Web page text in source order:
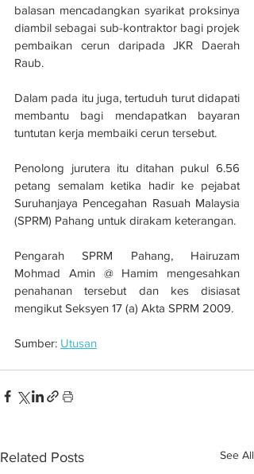
balasan mencadangkan syarikat proksinya
diambil sebagai sub-kontraktor bagi projek
pembaikan cerun daripada JKR Daerah
Raub.
Dalam pada itu juga, tertuduh turut didapati
membantu bagi mendapatkan bayaran
tuntutan kerja membaiki cerun tersebut.
Penolong jurutera itu ditahan pukul 6.56
petang semalam ketika hadir ke pejabat
Suruhanjaya Pencegahan Rasuah Malaysia
(SPRM) Pahang untuk dirakam keterangan.
Pengarah SPRM Pahang, Hairuzam
Mohmad Amin @ Hamim mengesahkan
penahanan tersebut dan kes disiasat
mengikut Seksyen 17 (a) Akta SPRM 2009.
Sumber: Utusan
Related Posts See All